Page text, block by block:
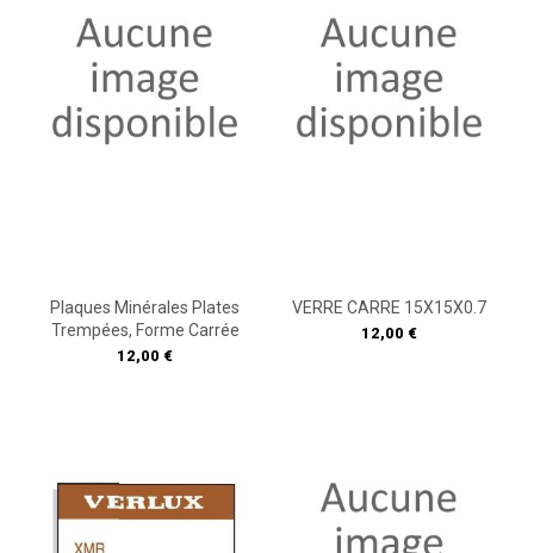
Plaques Minérales Plates
Trempées, Forme Carrée
Prix
12,00 €
VERRE CARRE 15X15X0.7
Prix
12,00 €